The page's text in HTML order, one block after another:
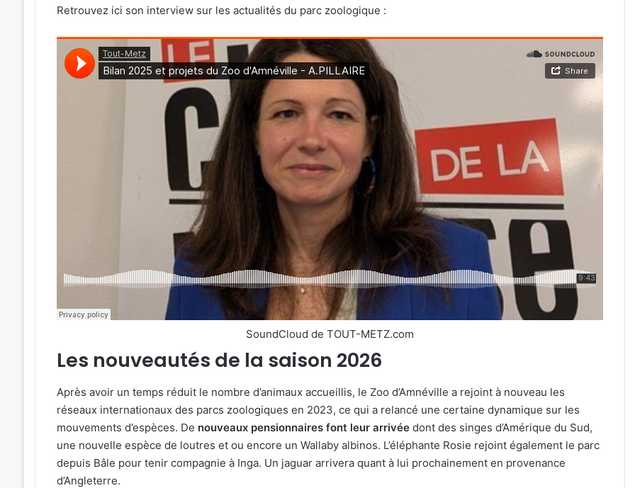
Retrouvez ici son interview sur les actualités du parc zoologique :
SoundCloud de TOUT-METZ.com
Les nouveautés de la saison 2026
Après avoir un temps réduit le nombre d’animaux accueillis, le Zoo d’Amnéville a rejoint à nouveau les
réseaux internationaux des parcs zoologiques en 2023, ce qui a relancé une certaine dynamique sur les
mouvements d’espèces. De nouveaux pensionnaires font leur arrivéedont des singes d’Amérique du Sud,
une nouvelle espèce de loutres et ou encore un Wallaby albinos. L’éléphante Rosie rejoint également le parc
depuis Bâle pour tenir compagnie à Inga. Un jaguar arrivera quant à lui prochainement en provenance
d’Angleterre.